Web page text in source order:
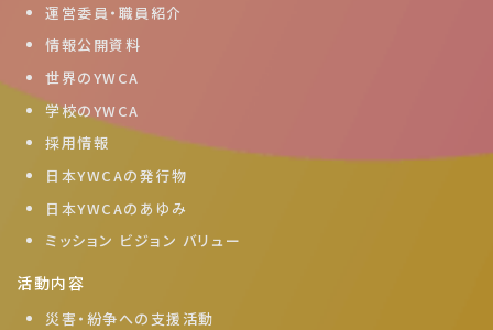
運営委員・職員紹介
情報公開資料
世界のYWCA
学校のYWCA
採用情報
日本YWCAの発行物
日本YWCAのあゆみ
ミッション ビジョン バリュー
活動内容
災害・紛争への支援活動